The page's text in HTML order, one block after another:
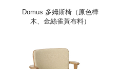
Domus 多姆斯椅（原色樺
木、金絲雀黃布料）